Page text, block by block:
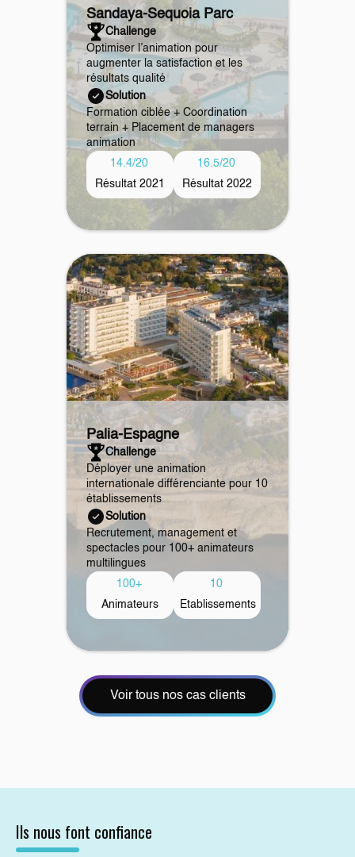
Sandaya-Sequoia Parc
Challenge
Optimiser l’animation pour
augmenter la satisfaction et les
résultats qualité
Solution
Formation ciblée + Coordination
terrain + Placement de managers
animation
14.4/20
Résultat 2021
16.5/20
Résultat 2022
Palia-Espagne
Challenge
Déployer une animation
internationale différenciante pour 10
établissements
Solution
Recrutement, management et
spectacles pour 100+ animateurs
multilingues
100+
Animateurs
10
Etablissements
Voir tous nos cas clients
Ils nous font confiance